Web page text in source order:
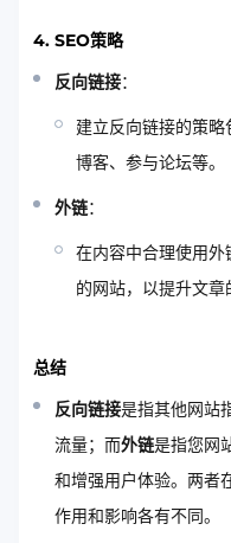
4. SEO策略
反向链接：
建立反向链接的策
博客、参与论坛等。
外链：
在内容中合理使用
的网站，以提升文章
总结
反向链接是指其他网站
流量；而外链是指您网
和增强用户体验。两者
作用和影响各有不同。